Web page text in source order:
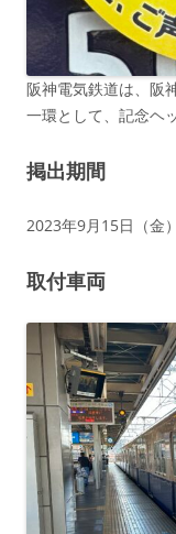
阪神電気鉄道は、阪
一環として、記念ヘ
掲出期間
2023年9月15日（金
取付車両